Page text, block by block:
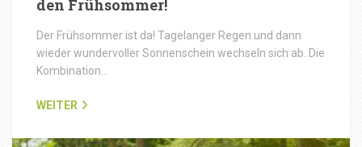
den Frühsommer!
Der Frühsommer ist da! Tagelanger Regen und dann
wieder wundervoller Sonnenschein wechseln sich ab. Die
Kombination…
WEITER